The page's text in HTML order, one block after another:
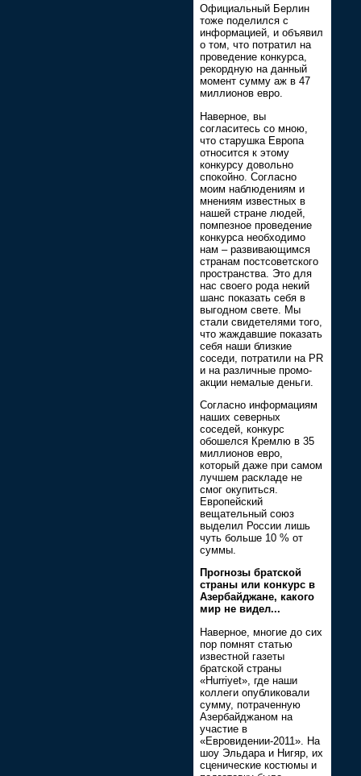
Официальный Берлин
тоже поделился с
информацией, и объявил
о том, что потратил на
проведение конкурса,
рекордную на данный
момент сумму аж в 47
миллионов евро.
Наверное, вы
согласитесь со мною,
что старушка Европа
относится к этому
конкурсу довольно
спокойно. Согласно
моим наблюдениям и
мнениям известных в
нашей стране людей,
помпезное проведение
конкурса необходимо
нам – развивающимся
странам постсоветского
пространства. Это для
нас своего рода некий
шанс показать себя в
выгодном свете. Мы
стали свидетелями того,
что жаждавшие показать
себя наши близкие
соседи, потратили на PR
и на различные промо-
акции немалые деньги.
Согласно информациям
наших северных
соседей, конкурс
обошелся Кремлю в 35
миллионов евро,
который даже при самом
лучшем раскладе не
смог окупиться.
Европейский
вещательный союз
выделил России лишь
чуть больше 10 % от
суммы.
Прогнозы братской
страны или конкурс в
Азербайджане, какого
мир не видел...
Наверное, многие до сих
пор помнят статью
известной газеты
братской страны
«Hurriyet», где наши
коллеги опубликовали
сумму, потраченную
Азербайджаном на
участие в
«Евровидении-2011». На
шоу Эльдара и Нигяр, их
сценические костюмы и